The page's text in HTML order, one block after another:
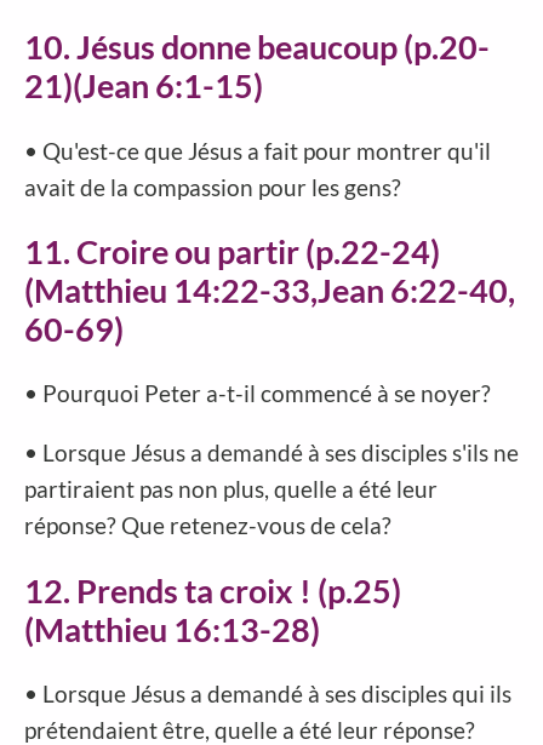
10. Jésus donne beaucoup (p.20-
21)(Jean 6:1-15)
• Qu'est-ce que Jésus a fait pour montrer qu'il
avait de la compassion pour les gens?
11. Croire ou partir (p.22-24)
(Matthieu 14:22-33,Jean 6:22-40,
60-69)
• Pourquoi Peter a-t-il commencé à se noyer?
• Lorsque Jésus a demandé à ses disciples s'ils ne
partiraient pas non plus, quelle a été leur
réponse? Que retenez-vous de cela?
12. Prends ta croix ! (p.25)
(Matthieu 16:13-28)
• Lorsque Jésus a demandé à ses disciples qui ils
prétendaient être, quelle a été leur réponse?